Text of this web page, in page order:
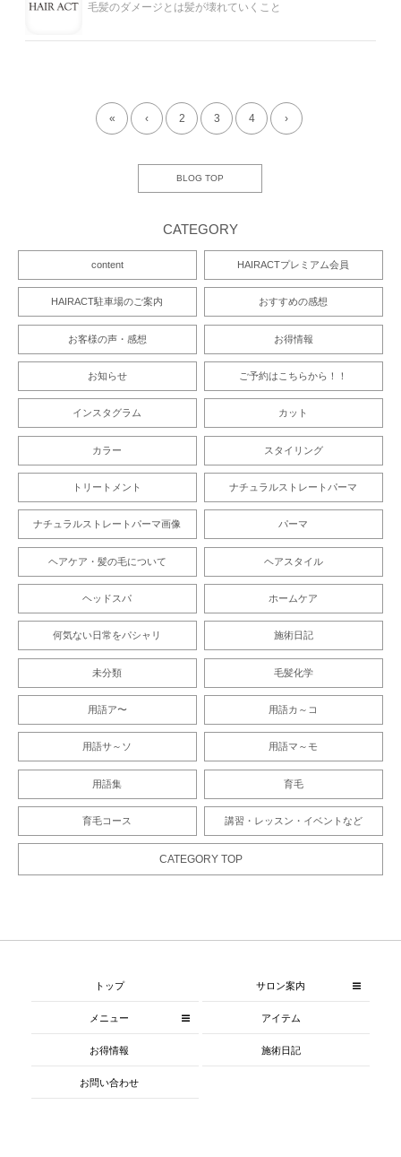
毛髪のダメージとは髪が壊れていくこと
« ‹ 2 3 4 ›
BLOG TOP
CATEGORY
content HAIRACTプレミアム会員
HAIRACT駐車場のご案内 おすすめの感想
お客様の声・感想 お得情報
お知らせ ご予約はこちらから！！
インスタグラム カット
カラー スタイリング
トリートメント ナチュラルストレートパーマ
ナチュラルストレートパーマ画像 パーマ
ヘアケア・髪の毛について ヘアスタイル
ヘッドスパ ホームケア
何気ない日常をパシャリ 施術日記
未分類 毛髪化学
用語ア〜 用語カ～コ
用語サ～ソ 用語マ～モ
用語集 育毛
育毛コース 講習・レッスン・イベントなど
CATEGORY TOP
トップ サロン案内
メニュー アイテム
お得情報 施術日記
お問い合わせ